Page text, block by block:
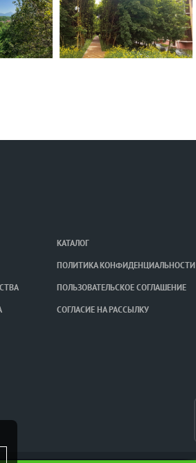
КАТАЛОГ
ПОЛИТИКА КОНФИДЕНЦИАЛЬНОСТИ
ПОЛЬЗОВАТЕЛЬСКОЕ СОГЛАШЕНИЕ
СОГЛАСИЕ НА РАССЫЛКУ